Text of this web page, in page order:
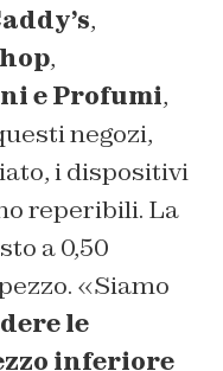
,
,
e Profumi,
negozi,
i dispositivi
reperibili. La
a 0,50
«Siamo
le
inferiore